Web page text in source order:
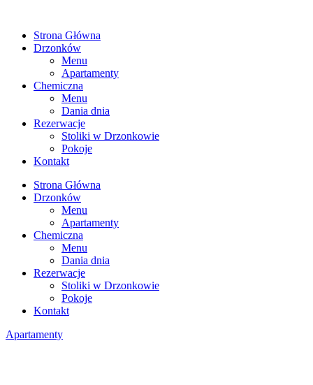
treści
Strona Główna
Drzonków
Menu
Apartamenty
Chemiczna
Menu
Dania dnia
Rezerwacje
Stoliki w Drzonkowie
Pokoje
Kontakt
Strona Główna
Drzonków
Menu
Apartamenty
Chemiczna
Menu
Dania dnia
Rezerwacje
Stoliki w Drzonkowie
Pokoje
Kontakt
Apartamenty